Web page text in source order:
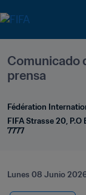
Comunicado
prensa
Fédération
FIFA Strasse 20,
7777
Lunes 08 Junio